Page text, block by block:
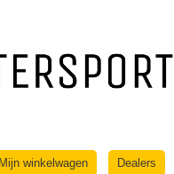
Mijn winkelwagen Dealers